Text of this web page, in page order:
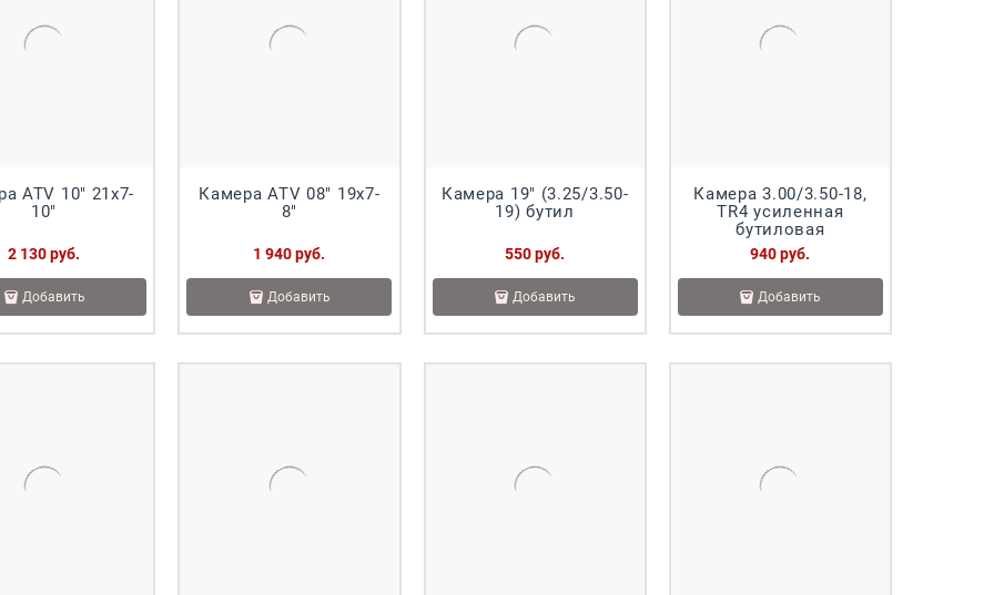
ATV 10" 21x7-
10"
2 130 руб.
Добавить
Камера ATV 08" 19x7-
8"
1 940 руб.
Добавить
Камера 19" (3.25/3.50-
19) бутил
550 руб.
Добавить
Камера 3.00/3.50-18,
TR4 усиленная
бутиловая
940 руб.
Добавить